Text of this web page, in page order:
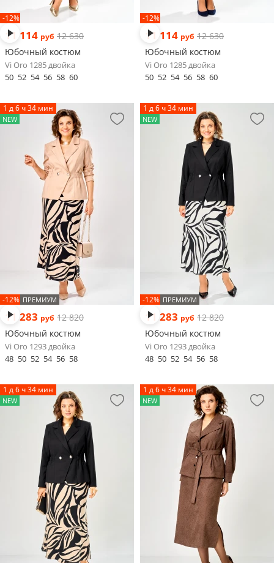
-12%
11 114 руб 12 630
Юбочный костюм
Vi Oro 1285 двойка
50 52 54 56 58 60
-12%
11 114 руб 12 630
Юбочный костюм
Vi Oro 1285 двойка
50 52 54 56 58 60
1 д 6 ч 34 мин
NEW
-12% ПРЕМИУМ
11 283 руб 12 820
Юбочный костюм
Vi Oro 1293 двойка
48 50 52 54 56 58
1 д 6 ч 34 мин
NEW
-12% ПРЕМИУМ
11 283 руб 12 820
Юбочный костюм
Vi Oro 1293 двойка
48 50 52 54 56 58
1 д 6 ч 34 мин
NEW
1 д 6 ч 34 мин
NEW